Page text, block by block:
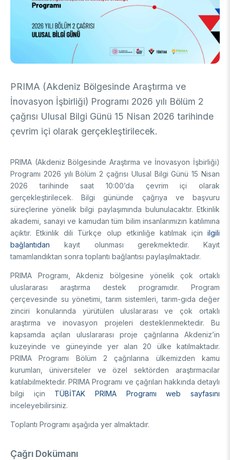
Üretken Yapay Zekâ Rehberi
DESTEKLER
Akademik
Ulusal Programlar
Sanayi
Ulusal Programlar
Uluslararası Programlar
Bilim & Toplum
Ulusal Programlar
Uluslararası Programlar
Bilimsel Etkinlik
Etkinlik Düzenleme
Uluslararası Destekler
Uluslararası İş Birlikleri
İkili İş Birliği Programları
Çok Taraflı Programlar
AB Çerçeve Programları
BURSLAR
Lisans / Önlisans
Mentorluk Desteği Programı
Burs Programları
Lisansüstü
Eğitim Burs Programları
Araştırma Burs Programları
Doktora Sonrası
Uluslararası Burslar
Uluslararası
Araştırma Burs Programları
Uluslararası Burslar
AR-GE FAALİYETLERİMİZ
MAM
Enerji Teknolojileri
İklim ve Yaşam Bilimleri
Malzeme ve Proses Teknolojileri
BİLGEM
Bilişim Teknolojileri Enstitüsü (BTE)
Siber Güvenlik Enstitüsü (SGE)
Ulusal Elektronik ve Kriptoloji Araştırma Enstitüsü (UEKAE)
Yazılım Teknolojileri Araştırma Enstitüsü (YTE)
AR-GE Birimleri
Raylı Ulaşım Teknolojileri Enstitüsü (RUTE)
TEKSEB ve TEKNOPARK
Temiz Enerji, İklim Değişikliği ve Sürdürülebilirlik Araştırma
AR-GE Kolaylık Birimleri
Bursa Test ve Analiz Laboratuvarı (BUTAL)
PRIMA (Akdeniz Bölgesinde Araştırma ve
İnovasyon İşbirliği) Programı 2026 yılı Bölüm 2
çağrısı Ulusal Bilgi Günü 15 Nisan 2026 tarihinde
çevrim içi olarak gerçekleştirilecek.
PRIMA (Akdeniz Bölgesinde Araştırma ve İnovasyon İşbirliği)
Programı 2026 yılı Bölüm 2 çağrısı Ulusal Bilgi Günü 15 Nisan
2026 tarihinde saat 10:00’da çevrim içi olarak
gerçekleştirilecek. Bilgi gününde çağrıya ve başvuru
süreçlerine yönelik bilgi paylaşımında bulunulacaktır. Etkinlik
akademi, sanayi ve kamudan tüm bilim insanlarımızın katılımına
açıktır. Etkinlik dili Türkçe olup etkinliğe katılmak için ilgili
bağlantıdan kayıt olunması gerekmektedir. Kayıt
tamamlandıktan sonra toplantı bağlantısı paylaşılmaktadır.
PRIMA Programı, Akdeniz bölgesine yönelik çok ortaklı
uluslararası araştırma destek programıdır. Program
çerçevesinde su yönetimi, tarım sistemleri, tarım-gıda değer
zinciri konularında yürütülen uluslararası ve çok ortaklı
araştırma ve inovasyon projeleri desteklenmektedir. Bu
kapsamda açılan uluslararası proje çağrılarına Akdeniz’in
kuzeyinde ve güneyinde yer alan 20 ülke katılmaktadır.
PRIMA Programı Bölüm 2 çağrılarına ülkemizden kamu
kurumları, üniversiteler ve özel sektörden araştırmacılar
katılabilmektedir. PRIMA Programı ve çağrıları hakkında detaylı
bilgi için TÜBİTAK PRIMA Programı web sayfasını
inceleyebilirsiniz.
Toplantı Programı aşağıda yer almaktadır.
Çağrı Dokümanı